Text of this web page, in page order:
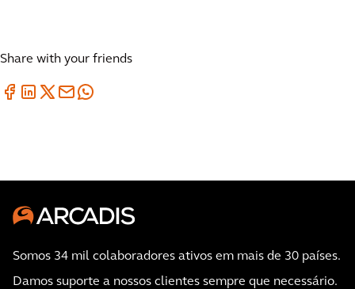
Share with your friends
Somos 34 mil colaboradores ativos em mais de 30 países.
Damos suporte a nossos clientes sempre que necessário.